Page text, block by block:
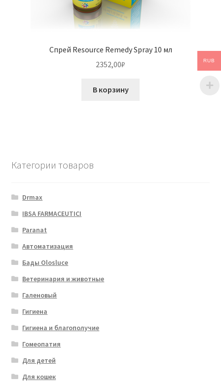
Спрей Resource Remedy Spray 10 мл
2352,00₽
В корзину
Категории товаров
Drmax
IBSA FARMACEUTICI
Paranat
Автоматизация
Бады Olosluce
Ветеринария и животные
Галеновый
Гигиена
Гигиена и благополучие
Гомеопатия
Для детей
Для кошек
RUB